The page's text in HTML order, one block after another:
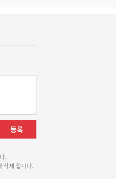
등록
.
삭제 합니다.